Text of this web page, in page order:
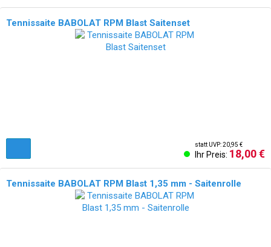
Tennissaite BABOLAT RPM Blast Saitenset
statt UVP: 20,95 €
Ihr Preis: 18,00 €
Tennissaite BABOLAT RPM Blast 1,35 mm - Saitenrolle